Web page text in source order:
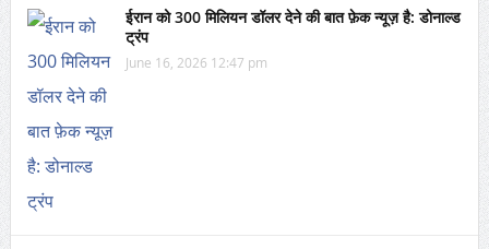
ईरान को 300 मिलियन डॉलर देने की बात फ़ेक न्यूज़ है: डोनाल्ड
ट्रंप
June 16, 2026 12:47 pm